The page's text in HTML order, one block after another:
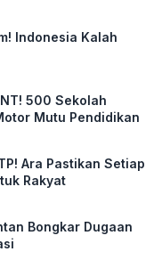
Indonesia Kalah
500 Sekolah
Mutu Pendidikan
Ara Pastikan Setiap
Rakyat
Bongkar Dugaan